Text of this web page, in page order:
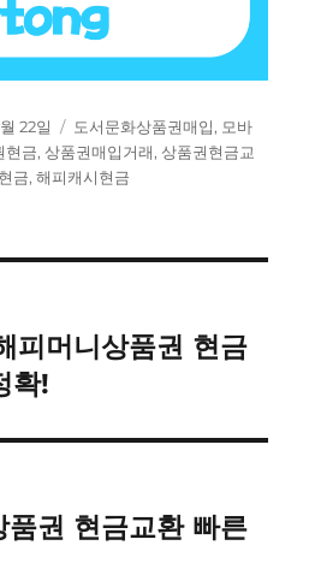
22일
태
그
도서문화상품권매입, 모바
현금,상품권매입거래,상품권현금교
금,해피캐시현금
피머니상품권 현금
확!
권 현금교환 빠른